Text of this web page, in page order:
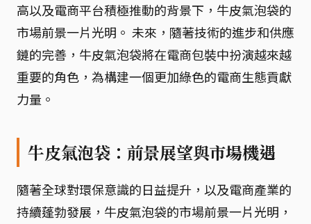
高以及電商平台積極推動的背景下，牛皮氣泡袋的
市場前景一片光明。 未來，隨著技術的進步和供應
鏈的完善，牛皮氣泡袋將在電商包裝中扮演越來越
重要的角色，為構建一個更加綠色的電商生態貢獻
力量。
牛皮氣泡袋：前景展望與市場機遇
隨著全球對環保意識的日益提升，以及電商產業的
持續蓬勃發展，牛皮氣泡袋的市場前景一片光明，